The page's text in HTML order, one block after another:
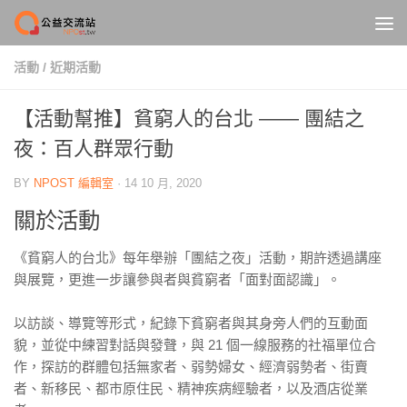
Skip to content
活動 / 近期活動
【活動幫推】貧窮人的台北 —— 團結之
夜：百人群眾行動
BY NPOST 編輯室 · 14 10 月, 2020
關於活動
《貧窮人的台北》每年舉辦「團結之夜」活動，期許透過講座
與展覽，更進一步讓參與者與貧窮者「面對面認識」。
以訪談、導覽等形式，紀錄下貧窮者與其身旁人們的互動面
貌，並從中練習對話與發聲，與 21 個一線服務的社福單位合
作，探訪的群體包括無家者、弱勢婦女、經濟弱勢者、街賣
者、新移民、都市原住民、精神疾病經驗者，以及酒店從業